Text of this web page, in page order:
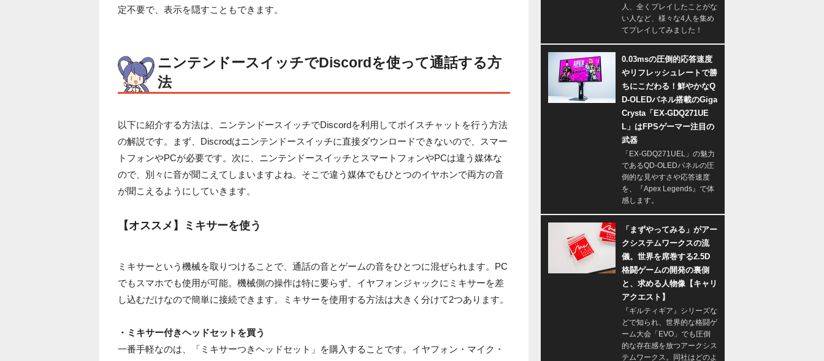
定不要で、表示を隠すこともできます。
ニンテンドースイッチでDiscordを使って通話する方
法
以下に紹介する方法は、ニンテンドースイッチでDiscordを利用してボイスチャットを行う方法
の解説です。まず、Discrodはニンテンドースイッチに直接ダウンロードできないので、スマー
トフォンやPCが必要です。次に、ニンテンドースイッチとスマートフォンやPCは違う媒体な
ので、別々に音が聞こえてしまいますよね。そこで違う媒体でもひとつのイヤホンで両方の音
が聞こえるようにしていきます。
【オススメ】ミキサーを使う
ミキサーという機械を取りつけることで、通話の音とゲームの音をひとつに混ぜられます。PC
でもスマホでも使用が可能。機械側の操作は特に要らず、イヤフォンジャックにミキサーを差
し込むだけなので簡単に接続できます。ミキサーを使用する方法は大きく分けて2つあります。
・ミキサー付きヘッドセットを買う
一番手軽なのは、「ミキサーつきヘッドセット」を購入することです。イヤフォン・マイク・
人、全くプレイしたことがな
い人など、様々な4人を集め
てプレイしてみました！
0.03msの圧倒的応答速度
やリフレッシュレートで勝
ちにこだわる！鮮やかなQ
D-OLEDパネル搭載のGiga
Crysta「EX-GDQ271UE
L」はFPSゲーマー注目の
武器
「EX-GDQ271UEL」の魅力
であるQD-OLEDパネルの圧
倒的な見やすさや応答速度
を、『Apex Legends』で体
感します。
「まずやってみる」がアー
クシステムワークスの流
儀。世界を席巻する2.5D
格闘ゲームの開発の裏側
と、求める人物像【キャリ
アクエスト】
『ギルティギア』シリーズな
どで知られ、世界的な格闘ゲ
ーム大会「EVO」でも圧倒
的な存在感を放つアークシス
テムワークス。同社はどのよ